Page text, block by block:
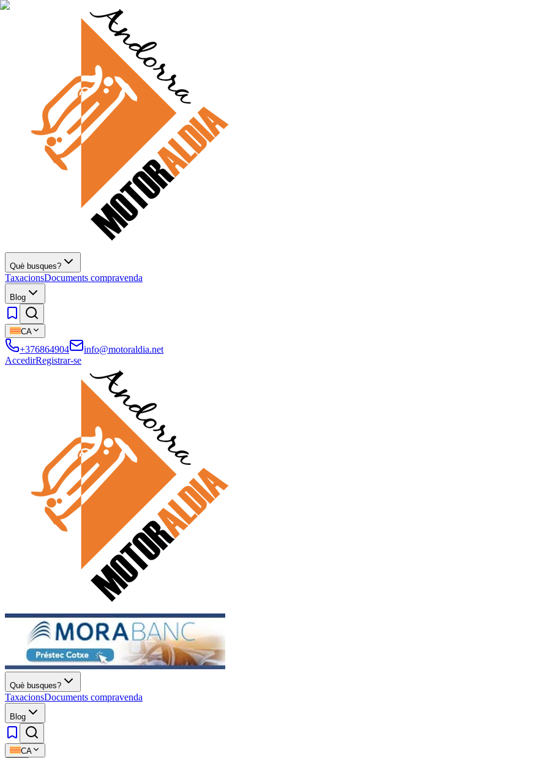
Què busques?
TaxacionsDocuments compravenda
Blog
CA
+376864904
info@motoraldia.net
AccedirRegistrar-se
Què busques?
TaxacionsDocuments compravenda
Blog
CA